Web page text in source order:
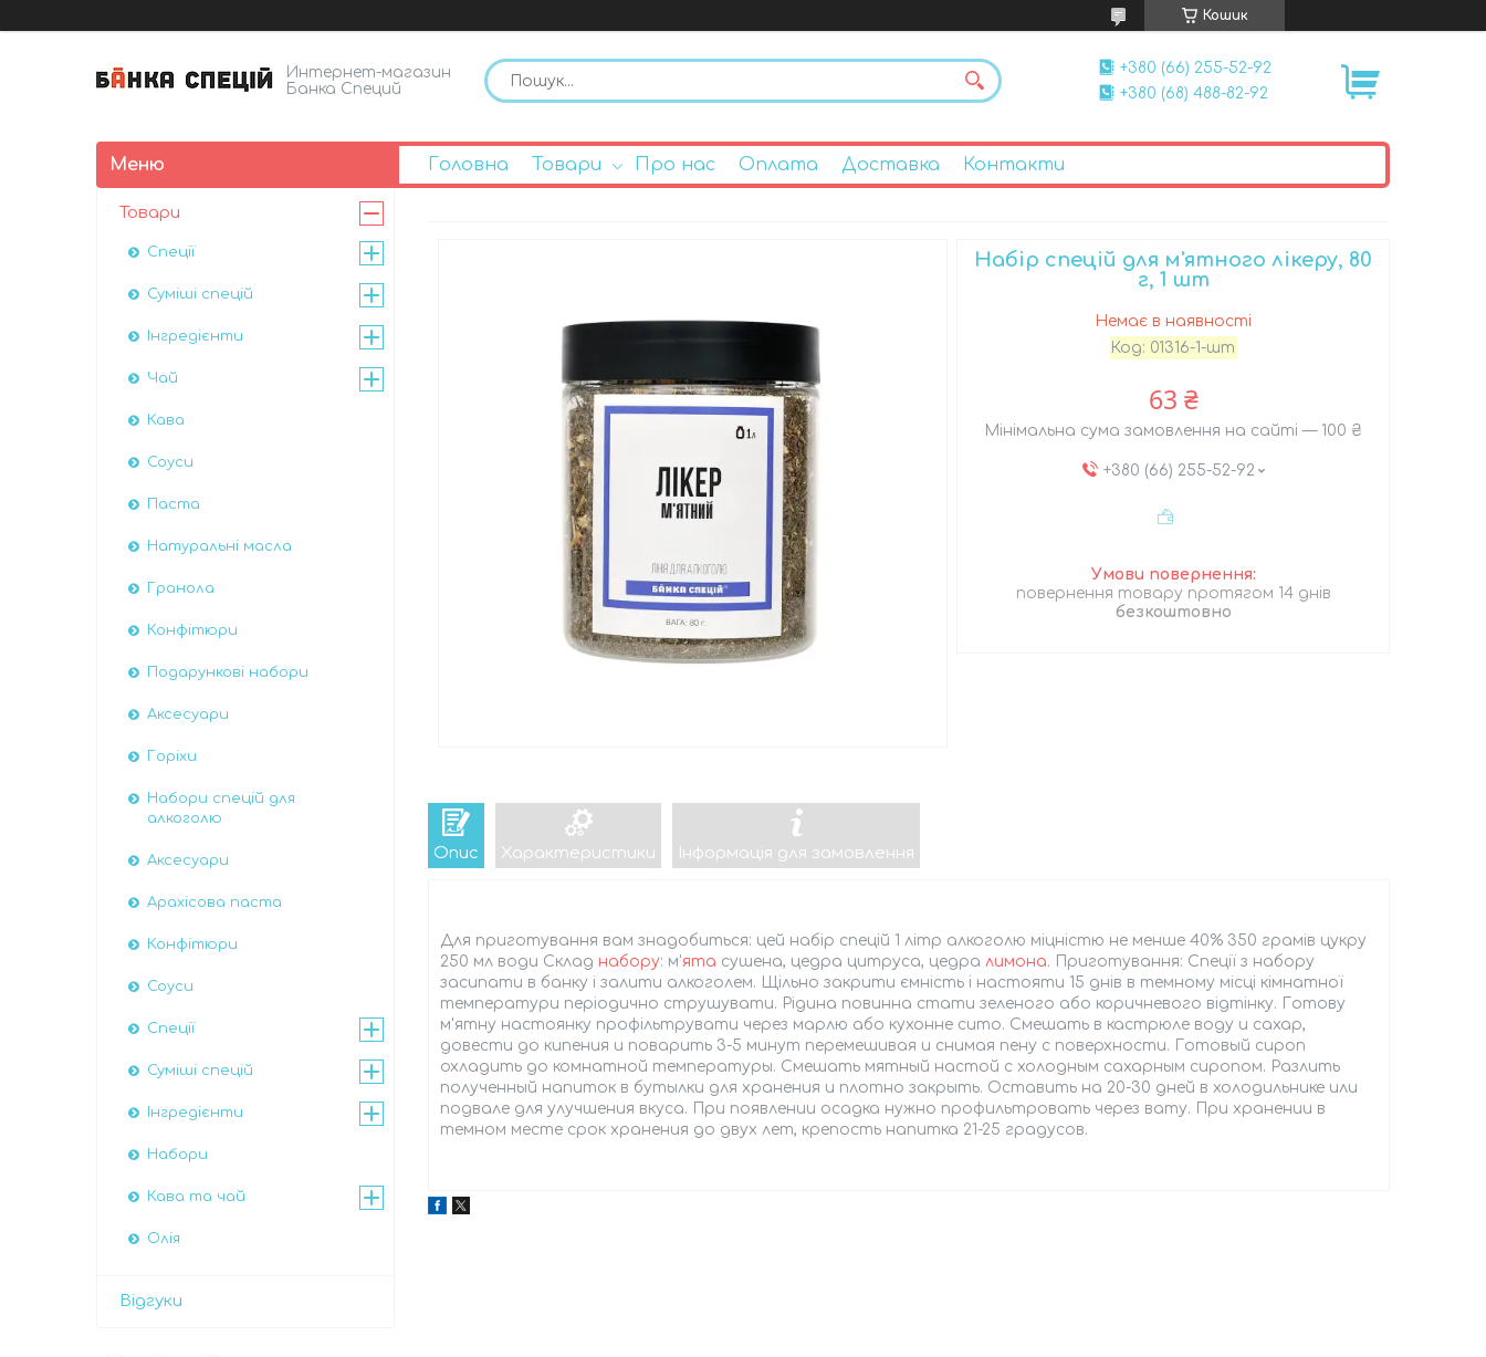
Кошик
Интернет-магазин
Банка Специй
+380 (66) 255-52-92
+380 (68) 488-82-92
Головна Товари Про нас Оплата Доставка Контакти
Набір спецій для м'ятного лікеру, 80
г, 1 шт
Немає в наявності
Код: 01316-1-шт
63 ₴
Мінімальна сума замовлення на сайті — 100 ₴
+380 (66) 255-52-92
повернення товару протягом 14 днів
безкоштовно
Опис Характеристики Інформація для замовлення
Для приготування вам знадобиться: цей набір спецій 1 літр алкоголю міцністю не менше 40% 350 грамів цукру
250 мл води Склад набору: м'ята сушена, цедра цитруса, цедра лимона. Приготування: Спеції з набору
засипати в банку і залити алкоголем. Щільно закрити ємність і настояти 15 днів в темному місці кімнатної
температури періодично струшувати. Рідина повинна стати зеленого або коричневого відтінку. Готову
м'ятну настоянку профільтрувати через марлю або кухонне сито. Смешать в кастрюле воду и сахар,
довести до кипения и поварить 3-5 минут перемешивая и снимая пену с поверхности. Готовый сироп
охладить до комнатной температуры. Смешать мятный настой с холодным сахарным сиропом. Разлить
полученный напиток в бутылки для хранения и плотно закрыть. Оставить на 20-30 дней в холодильнике или
подвале для улучшения вкуса. При появлении осадка нужно профильтровать через вату. При хранении в
темном месте срок хранения до двух лет, крепость напитка 21-25 градусов.
Товари
Спеції
Суміші спецій
Інгредієнти
Чай
Кава
Соуси
Паста
Натуральні масла
Гранола
Конфітюри
Подарункові набори
Аксесуари
Горіхи
Набори спецій для
алкоголю
Аксесуари
Арахісова паста
Конфітюри
Соуси
Спеції
Суміші спецій
Інгредієнти
Набори
Кава та чай
Олія
Відгуки